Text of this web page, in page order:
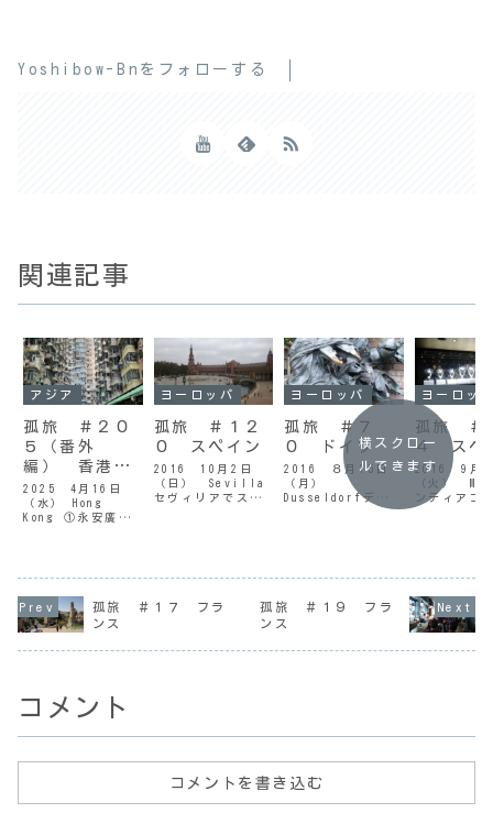
Yoshibow-Bnをフォローする
関連記事
アジア
孤旅 ＃２０
５（番外
編） 香港、
マカオ
2025 4月16日
（水） Hong
Kong ①永安廣場
果物市場 / 油麻
地午前６時過ぎに
起きた。４時間ほ
ヨーロッパ
孤旅 ＃１２
０ スペイン
2016 10月2日
（日） Sevilla
セヴィリアでスペ
すり8時間は寝れ
た。このホステル
込みになっている
ヨーロッパ
孤旅 ＃７
０ ドイツ
2016 ８月15日
（月）
Dusseldorfデュ
ッセルドルフの休
朝方になってしま
った。起きてみる
ところだ。4時間程
ヨーロッ
孤旅 ＃
４ スペ
2016 9月
（火）
ンティアゴ
ンティアゴ
ナベウは、
と知れたレ
ムスタジア
横スクロー
ルできます
孤旅 ＃１７ フラ
ンス
孤旅 ＃１９ フラ
ンス
コメント
コメントを書き込む